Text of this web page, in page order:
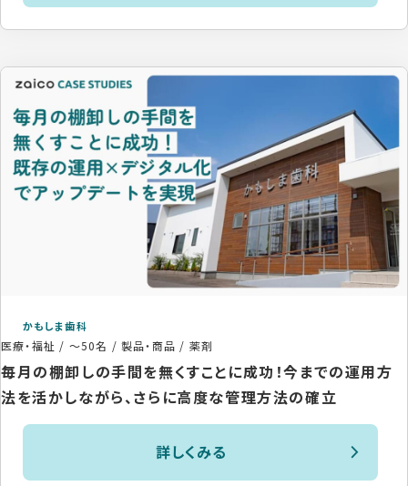
かもしま歯科
医療・福祉 / ～50名 /製品・商品 / 薬剤
毎月の棚卸しの手間を無くすことに成功！今までの運用方
法を活かしながら、さらに高度な管理方法の確立
詳しくみる